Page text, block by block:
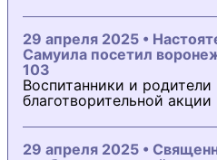
29 апреля 2025 •
Самуила посетил
103
Воспитанники и
благотворительной
29 апреля 2025 •